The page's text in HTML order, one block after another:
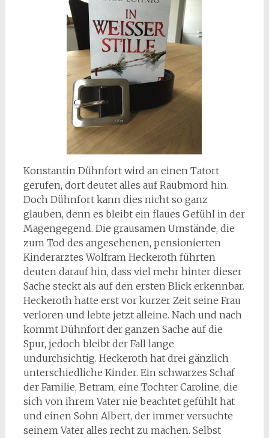
Konstantin Dühnfort wird an einen Tatort
gerufen, dort deutet alles auf Raubmord hin.
Doch Dühnfort kann dies nicht so ganz
glauben, denn es bleibt ein flaues Gefühl in der
Magengegend. Die grausamen Umstände, die
zum Tod des angesehenen, pensionierten
Kinderarztes Wolfram Heckeroth führten
deuten darauf hin, dass viel mehr hinter dieser
Sache steckt als auf den ersten Blick erkennbar.
Heckeroth hatte erst vor kurzer Zeit seine Frau
verloren und lebte jetzt alleine. Nach und nach
kommt Dühnfort der ganzen Sache auf die
Spur, jedoch bleibt der Fall lange
undurchsichtig. Heckeroth hat drei gänzlich
unterschiedliche Kinder. Ein schwarzes Schaf
der Familie, Betram, eine Tochter Caroline, die
sich von ihrem Vater nie beachtet gefühlt hat
und einen Sohn Albert, der immer versuchte
seinem Vater alles recht zu machen. Selbst